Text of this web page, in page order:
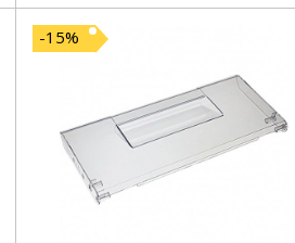
-15%